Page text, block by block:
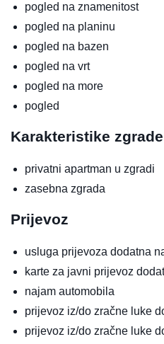
pogled na znamenitost
pogled na planinu
pogled na bazen
pogled na vrt
pogled na more
pogled
Karakteristike zgrade
privatni apartman u zgradi
zasebna zgrada
Prijevoz
usluga prijevoza dodatna
karte za javni prijevoz
najam automobila
prijevoz iz/do zračne luke
prijevoz iz/do zračne luke